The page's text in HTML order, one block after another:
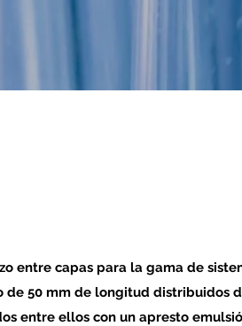
entre capas para la gama de
50 mm de longitud distribuidos
entre ellos con un apresto